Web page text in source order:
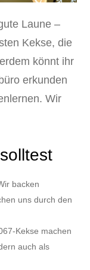
Laune –
Kekse, die
könnt ihr
erkunden
Wir
backen
uns durch den
Kekse machen
auch als